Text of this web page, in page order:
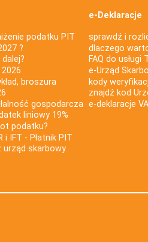
podatku PIT
?
broszura
gospodarcza
liniowy 19%
podatku?
i IFT - Płatnik PIT
urząd skarbowy
e-Deklaracje
sprawdź i
dlaczego
FAQ do usługi
e-Urząd
kody
znajdź kod
e-deklaracje